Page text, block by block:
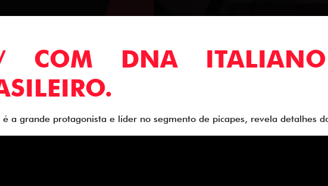
COM DNA ITALIANO
a grande protagonista e líder no segmento de picapes, revela detalhes